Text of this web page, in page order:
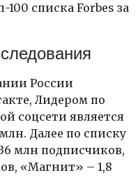
списка Forbes за
России
Лидером по
соцсети является
Далее по списку
млн подписчиков,
«Магнит» – 1,8